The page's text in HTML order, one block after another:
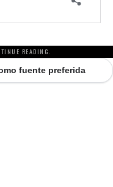
READING.
fuente preferida